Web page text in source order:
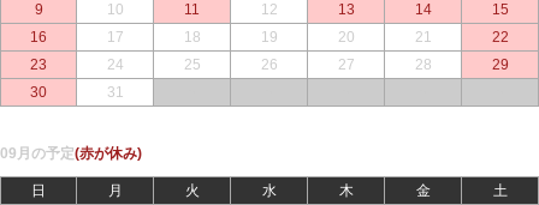
9
10 11 12 13 14
15
16
17 18 19 20 21
22
23
24 25 26 27 28
29
30
31
09月の予定(赤が休み)
日 月 火 水 木 金
土